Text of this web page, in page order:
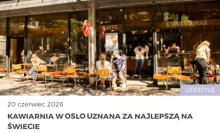
LIFESTYLE
20 czerwiec 2026
KAWIARNIA W OSLO UZNANA ZA NAJLEPSZĄ NA
ŚWIECIE